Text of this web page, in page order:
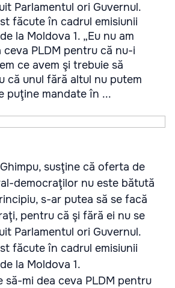
Parlamentul ori Guvernul.
făcute în cadrul emisiunii
la Moldova 1. „Eu nu am
ceva PLDM pentru că nu-i
ce avem şi trebuie să
că unul fără altul nu putem
puţine mandate în ...
susţine că oferta de
democraţilor nu este bătută
s-ar putea să se facă
pentru că şi fără ei nu se
Parlamentul ori Guvernul.
făcute în cadrul emisiunii
la Moldova 1.
să-mi dea ceva PLDM pentru